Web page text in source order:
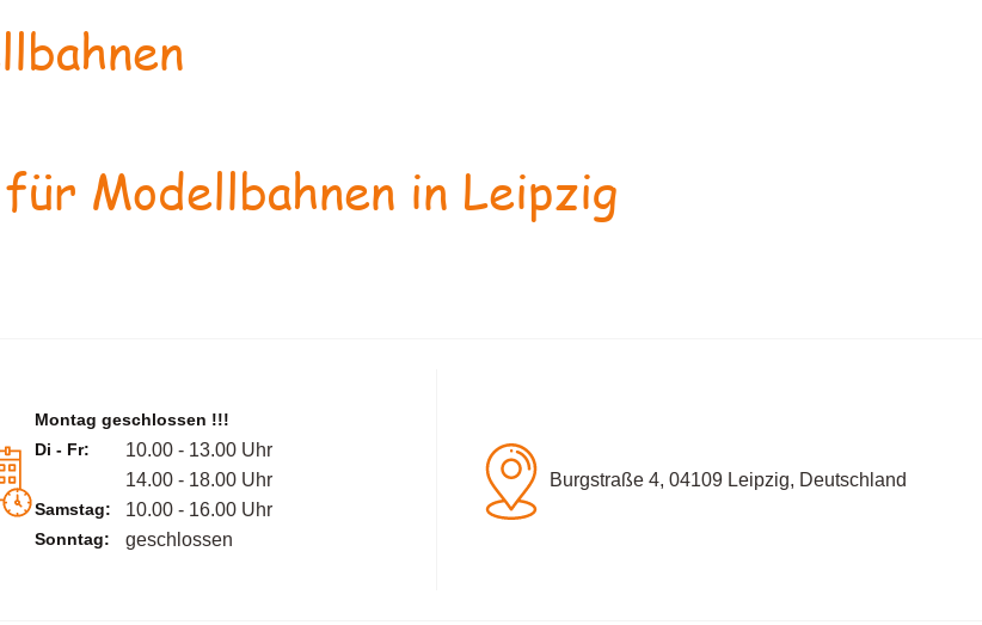
Modellbahnen in Leipzig
Montag geschlossen !!!
Di - Fr:
10.00 - 13.00 Uhr
14.00 - 18.00 Uhr
Samstag: 10.00 - 16.00 Uhr
Sonntag: geschlossen
Burgstraße 4, 04109 Leipzig, Deutschland